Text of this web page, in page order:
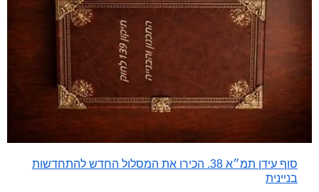
סוף עידן תמ״א 38. הכירו את המסלול החדש להתחדשות
בניינית